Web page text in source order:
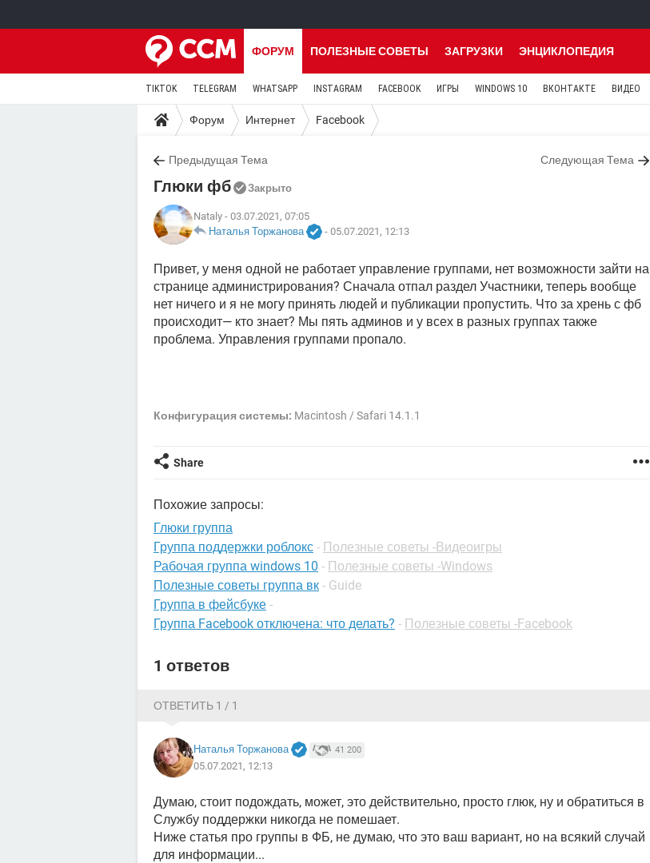
ФОРУМ ПОЛЕЗНЫЕ СОВЕТЫ ЗАГРУЗКИ ЭНЦИКЛОПЕДИЯ
TIKTOK TELEGRAM WHATSAPP INSTAGRAM FACEBOOK ИГРЫ WINDOWS 10 ВКОНТАКТЕ ВИДЕО
Форум Интернет Facebook
Предыдущая Тема Следующая Тема
Глюки фб Закрыто
Nataly - 03.07.2021, 07:05
Наталья Торжанова
- 05.07.2021, 12:13
Привет, у меня одной не работает управление группами, нет возможности зайти на
странице администрирования? Сначала отпал раздел Участники, теперь вообще
нет ничего и я не могу принять людей и публикации пропустить. Что за хрень с фб
происходит— кто знает? Мы пять админов и у всех в разных группах также
проблема. Управления группами пропало.
Конфигурация системы: Macintosh / Safari 14.1.1
Share
Похожие запросы:
Глюки группа
Группа поддержки роблокс - Полезные советы -Видеоигры
Рабочая группа windows 10 - Полезные советы -Windows
Полезные советы группа вк - Guide
Группа в фейсбуке -
Группа Facebook отключена: что делать? - Полезные советы -Facebook
1 ответов
ОТВЕТИТЬ 1 / 1
Наталья Торжанова 41 200
05.07.2021, 12:13
Думаю, стоит подождать, может, это действительно, просто глюк, ну и обратиться в
Службу поддержки никогда не помешает.
Ниже статья про группы в ФБ, не думаю, что это ваш вариант, но на всякий случай
для информации...